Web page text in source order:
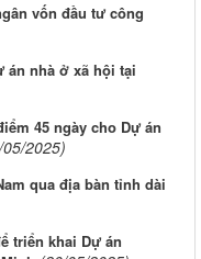
vốn đầu tư công
án nhà ở xã hội tại
45 ngày cho Dự án
2025)
qua địa bàn tỉnh dài
triển khai Dự án